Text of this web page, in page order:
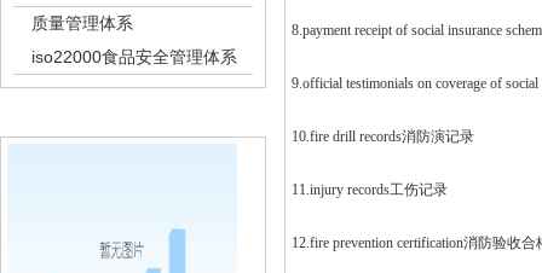
质量管理体系
iso22000食品安全管理体系
8.payment receipt of social insurance
9.official testimonials on coverage of
10.fire drill records消防演记录
11.injury records工伤记录
12.fire prevention certification消防验收合